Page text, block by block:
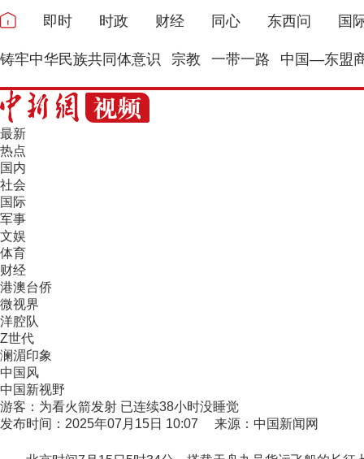
即时 时政 财经 同心 东西问 国
铸牢中华民族共同体意识 宗教 一带一路 中国—东盟
最新
热点
国内
社会
国际
军事
文娱
体育
财经
港澳台侨
微视界
洋腔队
Z世代
澜湄印象
中国风
中国新视野
游客：为看火箭发射 已连续38小时没睡觉
发布时间：2025年07月15日 10:07 来源：中国新闻网